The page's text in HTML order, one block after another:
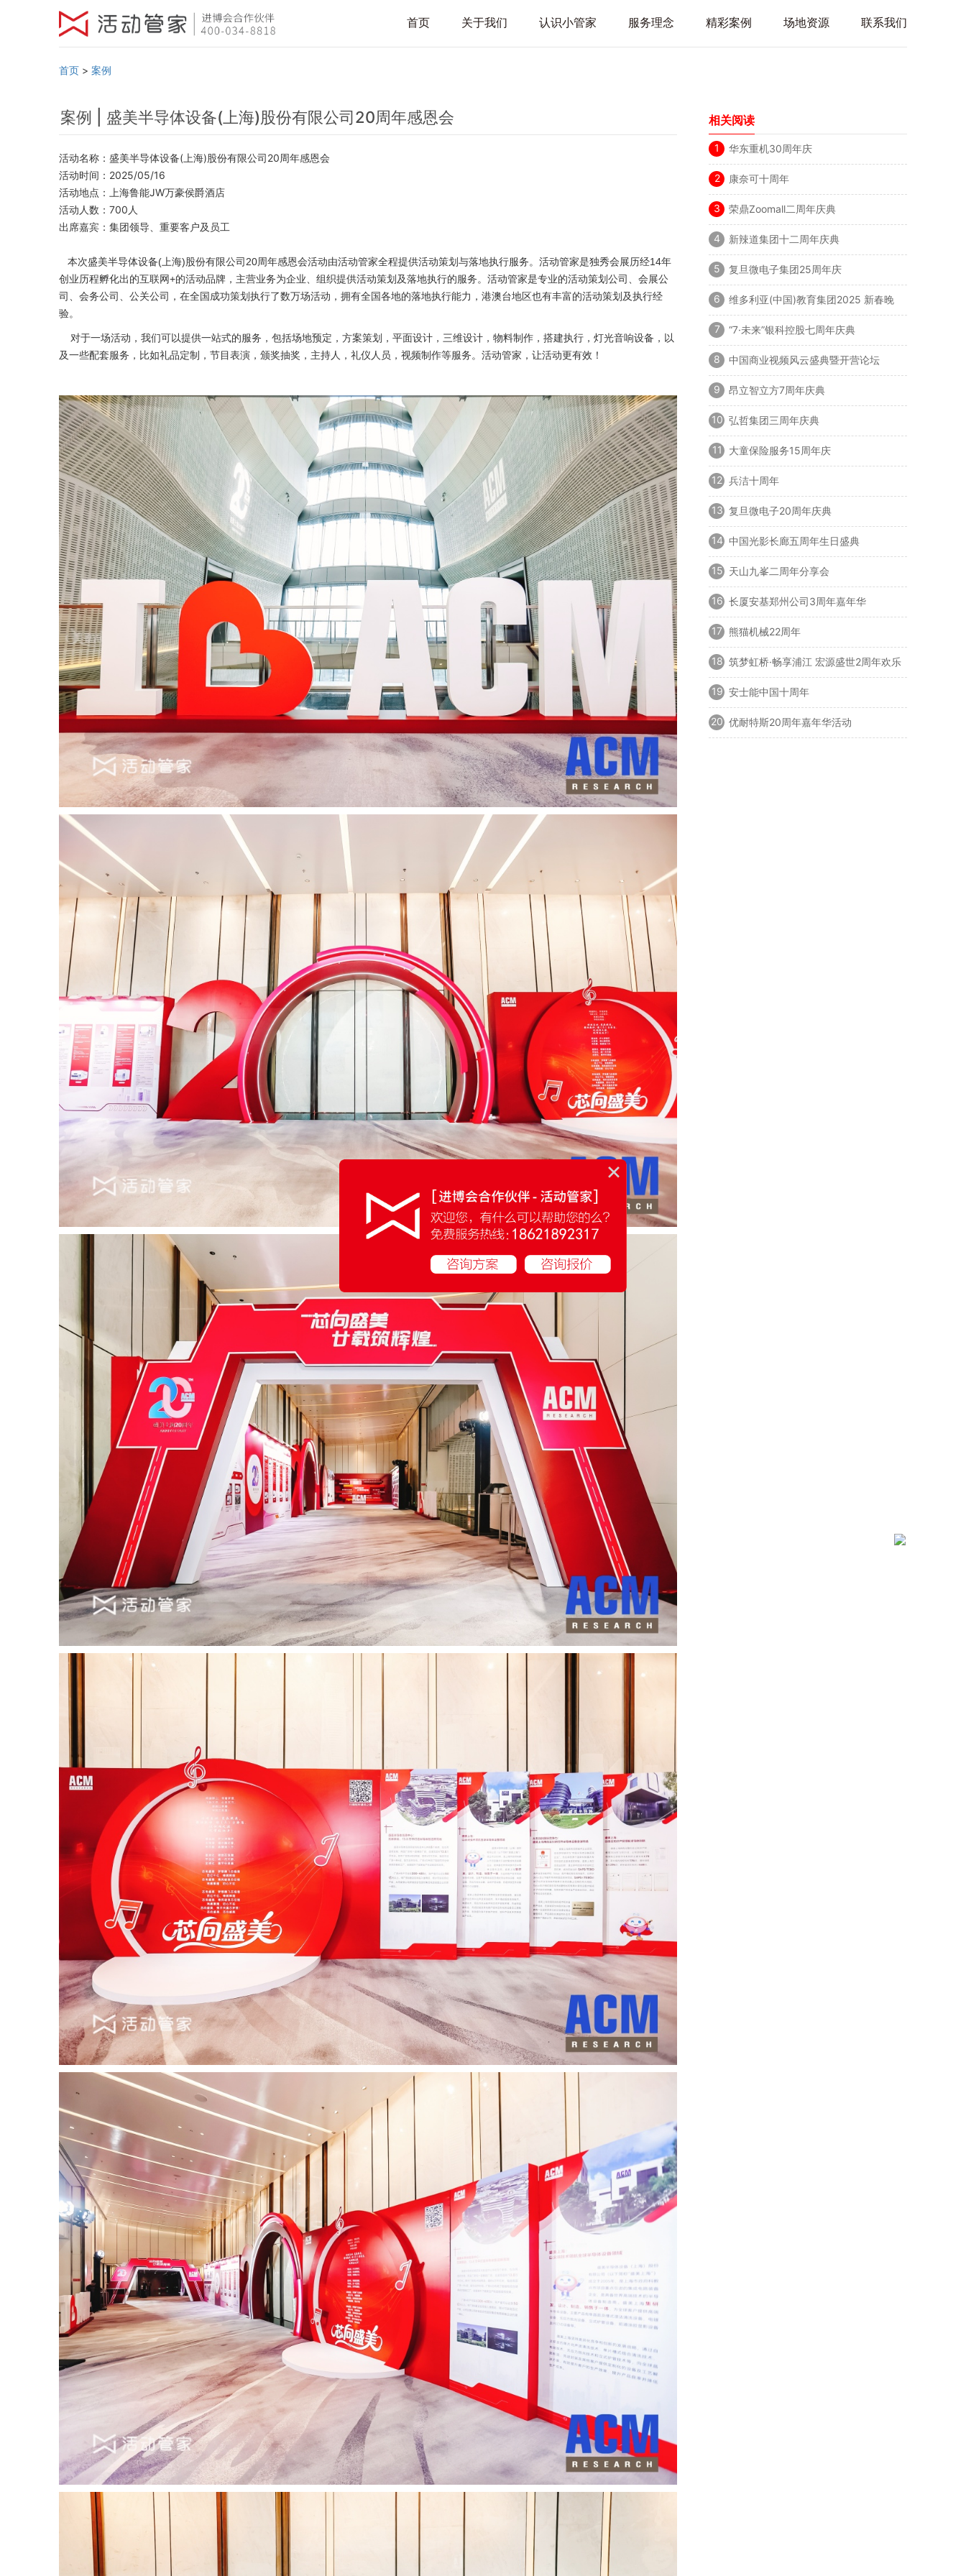
联系我们
场地资源
精彩案例
服务理念
认识小管家
关于我们
首页
首页 > 案例
案例 | 盛美半导体设备(上海)股份有限公司20周年感恩会
活动名称：盛美半导体设备(上海)股份有限公司20周年感恩会
活动时间：2025/05/16
活动地点：上海鲁能JW万豪侯爵酒店
活动人数：700人
出席嘉宾：集团领导、重要客户及员工
本次盛美半导体设备(上海)股份有限公司20周年感恩会活动由活动管家全程提供活动策划与落地执行服务。活动管家是独秀会展历经14年
创业历程孵化出的互联网+的活动品牌，主营业务为企业、组织提供活动策划及落地执行的服务。活动管家是专业的活动策划公司、会展公
司、会务公司、公关公司，在全国成功策划执行了数万场活动，拥有全国各地的落地执行能力，港澳台地区也有丰富的活动策划及执行经
验。
对于一场活动，我们可以提供一站式的服务，包括场地预定，方案策划，平面设计，三维设计，物料制作，搭建执行，灯光音响设备，以
及一些配套服务，比如礼品定制，节目表演，颁奖抽奖，主持人，礼仪人员，视频制作等服务。活动管家，让活动更有效！
相关阅读
1 华东重机30周年庆
2 康奈可十周年
3 荣鼎Zoomall二周年庆典
4 新辣道集团十二周年庆典
5 复旦微电子集团25周年庆
6
维多利亚(中国)教育集团2025 新春晚
宴暨60周年庆典
7
“7·未来”银科控股七周年庆典
8 中国商业视频风云盛典暨开营论坛
9 昂立智立方7周年庆典
10 弘哲集团三周年庆典
11 大童保险服务15周年庆
12 兵洁十周年
13 复旦微电子20周年庆典
14 中国光影长廊五周年生日盛典
15 天山九峯二周年分享会
16 长厦安基郑州公司3周年嘉年华
17 熊猫机械22周年
18 筑梦虹桥·畅享浦江 宏源盛世2周年欢乐
派对
19 安士能中国十周年
20 优耐特斯20周年嘉年华活动